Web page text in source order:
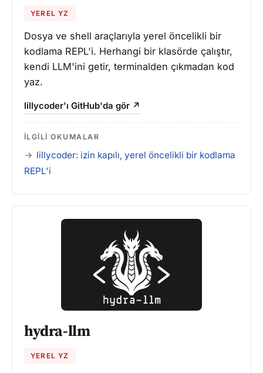
YEREL YZ
Dosya ve shell araçlarıyla yerel öncelikli bir
kodlama REPL'i. Herhangi bir klasörde çalıştır,
kendi LLM'ini getir, terminalden çıkmadan kod
yaz.
lillycoder'ı GitHub'da gör ↗
İLGILI OKUMALAR
lillycoder: izin kapılı, yerel öncelikli bir kodlama
REPL'i
hydra-llm
YEREL YZ